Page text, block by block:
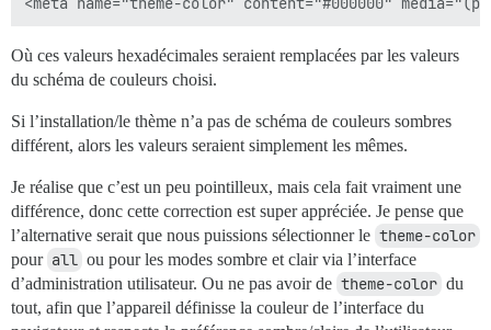
Où ces valeurs hexadécimales seraient remplacées par les valeurs
du schéma de couleurs choisi.
Si l’installation/le thème n’a pas de schéma de couleurs sombres
différent, alors les valeurs seraient simplement les mêmes.
Je réalise que c’est un peu pointilleux, mais cela fait vraiment une
différence, donc cette correction est super appréciée. Je pense que
l’alternative serait que nous puissions sélectionner le theme-color
pour all ou pour les modes sombre et clair via l’interface
d’administration utilisateur. Ou ne pas avoir de theme-color du
tout, afin que l’appareil définisse la couleur de l’interface du